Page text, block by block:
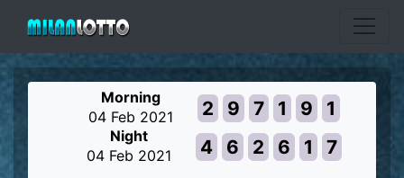
Morning
04 Feb 2021
2 9 7 1 9 1
Night
04 Feb 2021
4 6 2 6 1 7